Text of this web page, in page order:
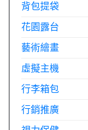
背包提袋
花園露台
藝術繪畫
虛擬主機
行李箱包
行銷推廣